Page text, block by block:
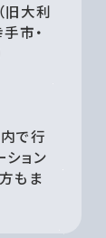
旧大利
市・
で行
ション
もま